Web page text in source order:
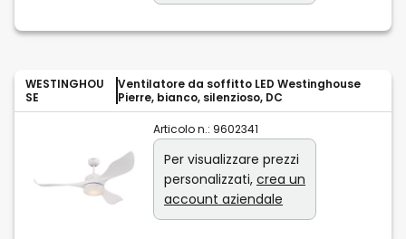
WESTINGHOU
SE
Ventilatore da soffitto LED Westinghouse
Pierre, bianco, silenzioso, DC
Articolo n.: 9602341
Per visualizzare prezzi
personalizzati, crea un
account aziendale